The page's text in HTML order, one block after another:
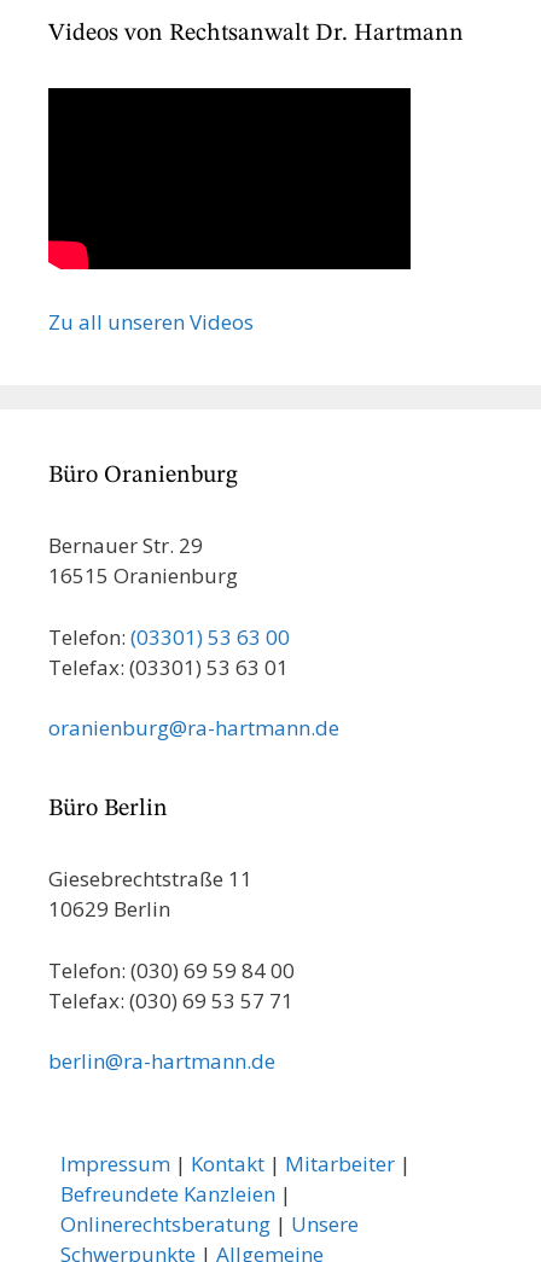
Videos von Rechtsanwalt Dr. Hartmann
Zu all unseren Videos
Büro Oranienburg
Bernauer Str. 29
16515 Oranienburg
Telefon: (03301) 53 63 00
Telefax: (03301) 53 63 01
oranienburg@ra-hartmann.de
Büro Berlin
Giesebrechtstraße 11
10629 Berlin
Telefon: (030) 69 59 84 00
Telefax: (030) 69 53 57 71
berlin@ra-hartmann.de
Impressum | Kontakt | Mitarbeiter |
Befreundete Kanzleien |
Onlinerechtsberatung | Unsere
Schwerpunkte | Allgemeine